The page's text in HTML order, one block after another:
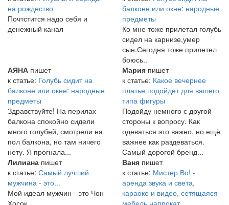
на рождество
Почтстится надо себя и
денежный канал
балконе или окне: народные
предметы
Ко мне тоже прилетал голубь
сидел на карнизе,умер
сын.Сегодня тоже прилетел
боюсь..
АЯНА пишет
к статье: Голубь сидит на
балконе или окне: народные
предметы
Здравствуйте! На перилах
балкона спокойно сидели
много голубей, смотрели на
пол балкона, но там ничего
нету. Я прогнала...
Мария пишет
к статье: Какое вечернее
платье подойдет для вашего
типа фигуры
Подойду немного с другой
стороны к вопросу. Как
одеваться это важно, но ещё
важнее как раздеваться.
Самый дорогой бренд...
Лилиана пишет
к статье: Самый лучший
мужчина - это...
Мой идеал мужчин - это Чон
Ваня пишет
к статье: Мистер Во! -
аренда звука и света,
караоке и видео, сетящаяся